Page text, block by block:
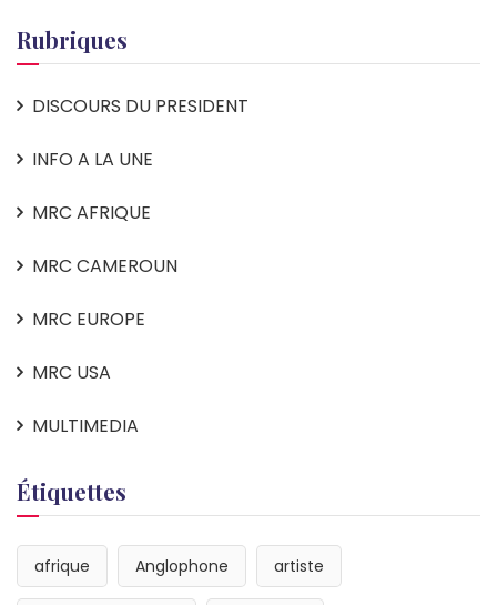
Rubriques
DISCOURS DU PRESIDENT
INFO A LA UNE
MRC AFRIQUE
MRC CAMEROUN
MRC EUROPE
MRC USA
MULTIMEDIA
Étiquettes
afrique Anglophone artiste